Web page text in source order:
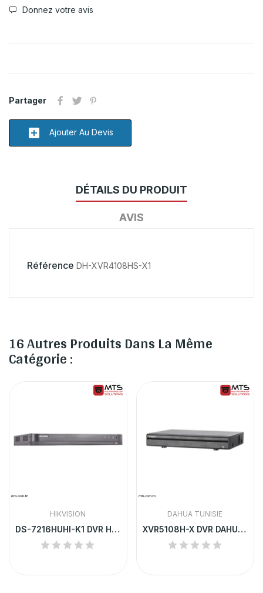
Donnez votre avis
Partager
add_box Ajouter Au Devis
DÉTAILS DU PRODUIT
AVIS
Référence DH-XVR4108HS-X1
16 Autres Produits Dans La Même
Catégorie :
HIKVISION
DS-7216HUHI-K1 DVR HIKVISION 16 CHANNEL TURBO...
DAHUA TUNISIE
XVR5108H-X DVR DAHUA 8 CHANNEL 2MP